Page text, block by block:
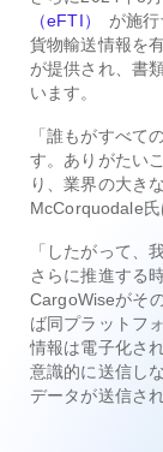
（eFTI）
が施
貨物輸送情報を
が提供され、書
います。
「誰もがすべて
す。ありがたい
り、業界の大き
McCorquodale氏
「したがって、
さらに推進する
CargoWiseがそ
ば同プラットフ
情報は電子化さ
意識的に送信し
データが送信さ